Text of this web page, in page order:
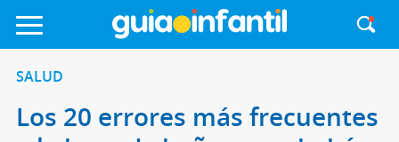
SALUD
Los 20 errores más frecuentes